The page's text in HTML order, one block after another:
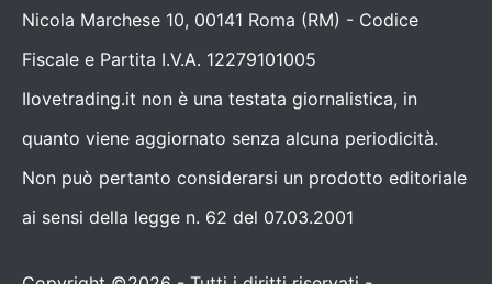
Nicola Marchese 10, 00141 Roma (RM) - Codice
Fiscale e Partita I.V.A. 12279101005
Ilovetrading.it non è una testata giornalistica, in
quanto viene aggiornato senza alcuna periodicità.
Non può pertanto considerarsi un prodotto editoriale
ai sensi della legge n. 62 del 07.03.2001